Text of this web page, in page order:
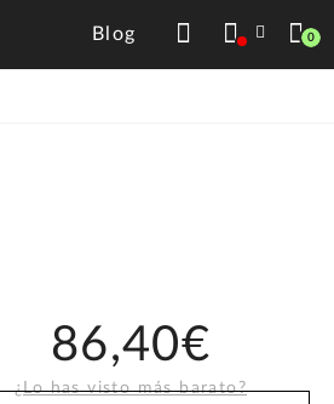
Blog 0
86,40€
¿Lo has visto más barato?